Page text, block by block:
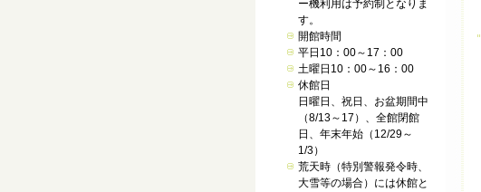
ー機利用は予約制となりま
す。
開館時間
平日10：00～17：00
土曜日10：00～16：00
休館日
日曜日、祝日、お盆期間中
（8/13～17）、全館閉館
日、年末年始（12/29～
1/3）
荒天時（特別警報発令時、
大雪等の場合）には休館と